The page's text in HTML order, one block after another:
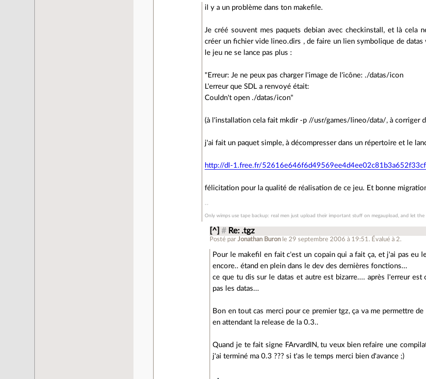
il y a un problème dans ton makefile.
Je créé souvent mes paquets debian avec checkinstall, et là cela
créer un fichier vide lineo.dirs , de faire un lien symbolique de
le jeu ne se lance pas plus :
"Erreur: Je ne peux pas charger l'image de l'icône: ./datas/icon
L'erreur que SDL a renvoyé était:
Couldn't open ./datas/icon"
(à l'installation cela fait mkdir -p //usr/games/lineo/data/, à corriger
j'ai fait un paquet simple, à décompresser dans un répertoire et le
http://dl-1.free.fr/
félicitation pour la qualité de réalisation de ce jeu. Et bonne
Only wimps use tape backup: real men just upload their important stuff on megaupload, and let
[^] # Re: .tgz
Posté parJonathan Buron le 29 septembre 2006 à 19:51 . Évalué à 2.
Pour le makefil en fait c'est un copain qui a fait ça, et j'ai pas eu
encore.. étand en plein dans le dev des dernières fonctions...
ce que tu dis sur le datas et autre est bizarre.... après l'erreur
pas les datas...
Bon en tout cas merci pour ce premier tgz, ça va me permettre
en attendant la release de la 0.3..
Quand je te fait signe FArvardIN, tu veux bien refaire une
j'ai terminé ma 0.3 ??? si t'as le temps merci bien d'avance ;)